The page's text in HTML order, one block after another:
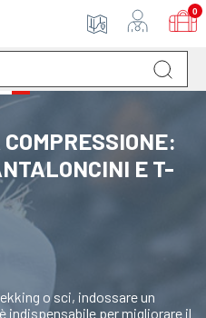
E T-
o sci, indossare un
è indispensabile per migliorare il
0